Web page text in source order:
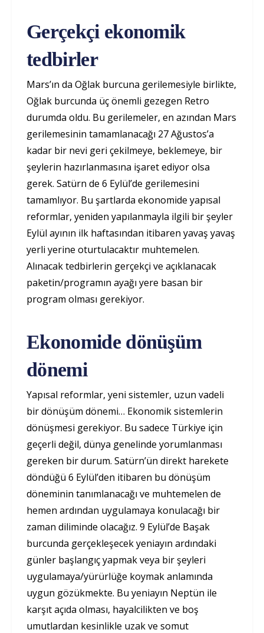
Gerçekçi ekonomik
tedbirler
Mars’ın da Oğlak burcuna gerilemesiyle birlikte,
Oğlak burcunda üç önemli gezegen Retro
durumda oldu. Bu gerilemeler, en azından Mars
gerilemesinin tamamlanacağı 27 Ağustos’a
kadar bir nevi geri çekilmeye, beklemeye, bir
şeylerin hazırlanmasına işaret ediyor olsa
gerek. Satürn de 6 Eylül’de gerilemesini
tamamlıyor. Bu şartlarda ekonomide yapısal
reformlar, yeniden yapılanmayla ilgili bir şeyler
Eylül ayının ilk haftasından itibaren yavaş yavaş
yerli yerine oturtulacaktır muhtemelen.
Alınacak tedbirlerin gerçekçi ve açıklanacak
paketin/programın ayağı yere basan bir
program olması gerekiyor.
Ekonomide dönüşüm
dönemi
Yapısal reformlar, yeni sistemler, uzun vadeli
bir dönüşüm dönemi… Ekonomik sistemlerin
dönüşmesi gerekiyor. Bu sadece Türkiye için
geçerli değil, dünya genelinde yorumlanması
gereken bir durum. Satürn’ün direkt harekete
döndüğü 6 Eylül’den itibaren bu dönüşüm
döneminin tanımlanacağı ve muhtemelen de
hemen ardından uygulamaya konulacağı bir
zaman diliminde olacağız. 9 Eylül’de Başak
burcunda gerçekleşecek yeniayın ardındaki
günler başlangıç yapmak veya bir şeyleri
uygulamaya/yürürlüğe koymak anlamında
uygun gözükmekte. Bu yeniayın Neptün ile
karşıt açıda olması, hayalcilikten ve boş
umutlardan kesinlikle uzak ve somut